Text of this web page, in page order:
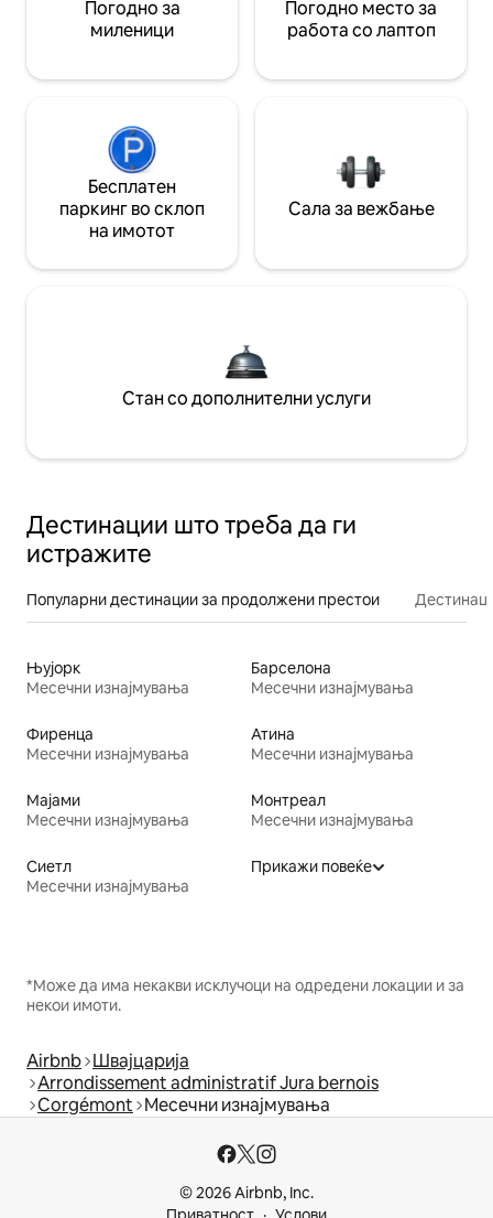
Погодно за
миленици
Погодно место за
работа со лаптоп
Бесплатен
паркинг во склоп
на имотот
Сала за вежбање
Стан со дополнителни услуги
Дестинации што треба да ги
истражите
Популарни дестинации за продолжени престои
Њујорк
Месечни изнајмувања
Барселона
Месечни изнајмувања
Фиренца
Месечни изнајмувања
Атина
Месечни изнајмувања
Мајами
Месечни изнајмувања
Монтреал
Месечни изнајмувања
Сиетл
Месечни изнајмувања
Прикажи повеќе
*Може да има некакви исклучоци на одредени локации и за
некои имоти.
Airbnb Швајцарија
Arrondissement administratif Jura bernois
Corgémont Месечни изнајмувања
© 2026 Airbnb, Inc.